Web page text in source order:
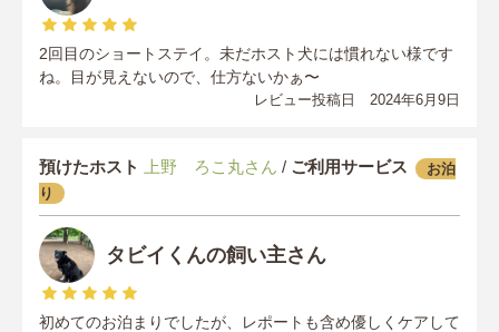
2回目のショートステイ。未だホスト犬には慣れない様です
ね。目が見えないので、仕方ないかぁ〜
レビュー投稿日 2024年6月9日
預けたホスト 上野 ろこ丸さん / ご利用サービス
お泊
り
タビイくんの飼い主さん
初めてのお泊まりでしたが、レポートも含め優しくケアして